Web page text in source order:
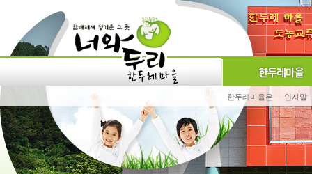
한두레마을은 인사말